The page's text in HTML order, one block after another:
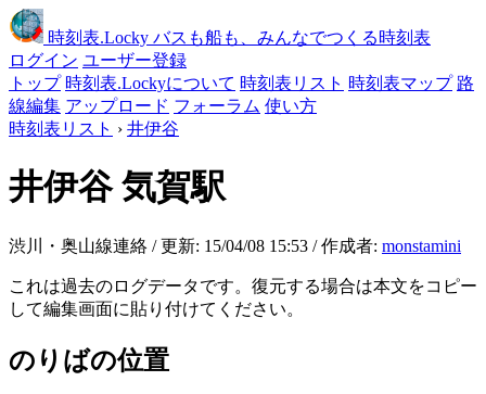
時刻表.Locky バスも船も、みんなでつくる時刻表
ログイン ユーザー登録
トップ 時刻表.Lockyについて 時刻表リスト 時刻表マップ 路
線編集 アップロード フォーラム 使い方
時刻表リスト › 井伊谷
井伊谷気賀駅
渋川・奥山線連絡 / 更新: 15/04/08 15:53 / 作成者: monstamini
これは過去のログデータです。復元する場合は本文をコピー
して編集画面に貼り付けてください。
のりばの位置